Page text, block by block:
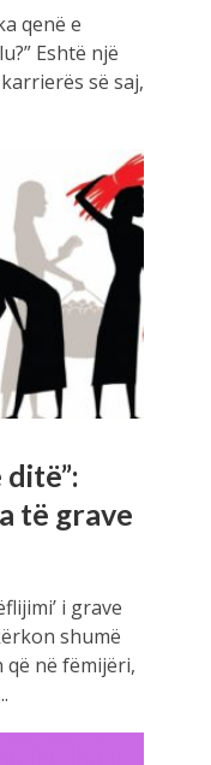
qenë e
Eshtë një
së saj,
ditë”:
të grave
i grave
shumë
që në fëmijëri,